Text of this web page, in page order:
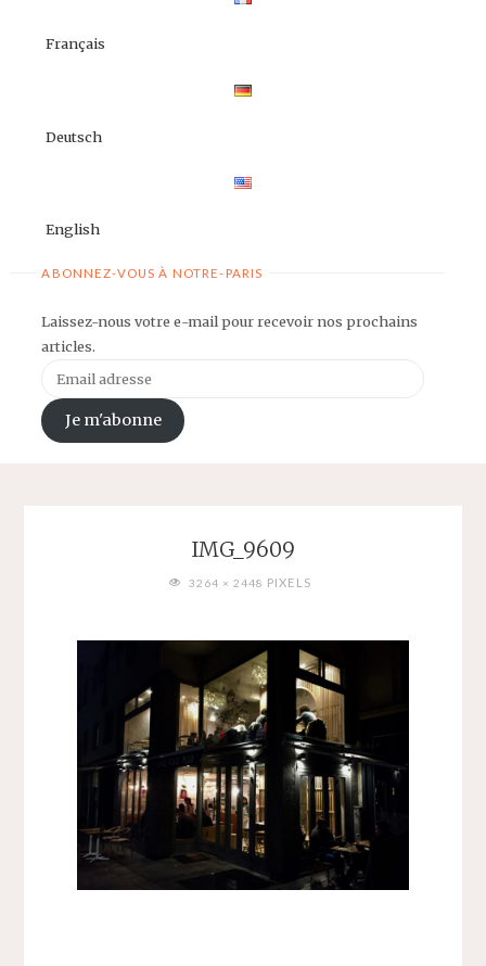
Français
Deutsch
English
ABONNEZ-VOUS À NOTRE-PARIS
Laissez-nous votre e-mail pour recevoir nos prochains
articles.
adresse
Je m'abonne
IMG_9609
FULL3264 × 2448 PIXELS